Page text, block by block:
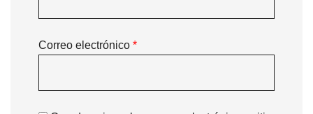
Correo electrónico *